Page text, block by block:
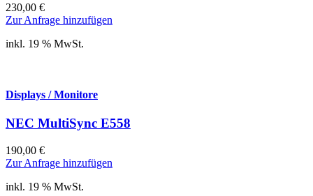
230,00 €
Zur Anfrage hinzufügen
inkl. 19 % MwSt.
Displays / Monitore
NEC MultiSync E558
190,00 €
Zur Anfrage hinzufügen
inkl. 19 % MwSt.